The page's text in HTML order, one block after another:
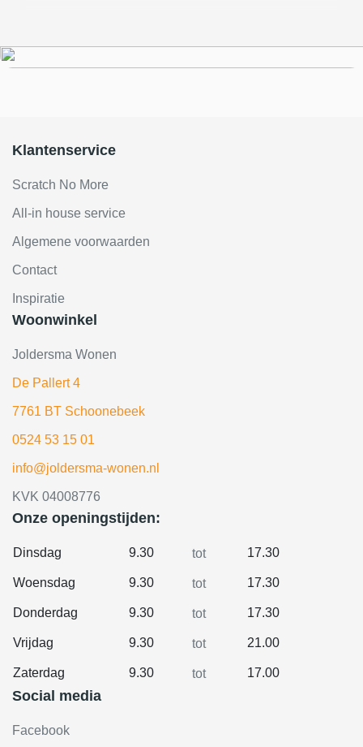
– elk meubelstuk straalt kwaliteit en zitcomfort uit.
Met een breed scala aan stoffen en ledersoorten biedt
balans tussen stijl en functionaliteit – exclusief bij
Klantenservice
Scratch No More
All-in house service
Algemene voorwaarden
Contact
Inspiratie
Woonwinkel
Joldersma Wonen
De Pallert 4
7761 BT Schoonebeek
0524 53 15 01
info@joldersma-wonen.nl
KVK 04008776
Onze openingstijden:
Dinsdag 9.30 tot 17.30
Woensdag 9.30 tot 17.30
Donderdag 9.30 tot 17.30
Vrijdag 9.30 tot 21.00
Zaterdag 9.30 tot 17.00
Social media
Facebook